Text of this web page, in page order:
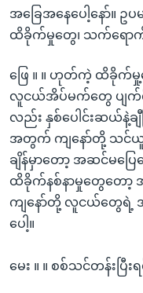
အခြေအနေပေါ့နော်။
ထိခိုက်မှုတွေ၊ သက်ရော
ဖြေ ။ ။ ဟုတ်ကဲ့ ထိခိုက်မှု့
လူငယ်အိပ်မက်တွေ ပျက်စီ
လည်း နှစ်ပေါင်းဆယ်နဲ့ခ
အတွက် ကျနော်တို့ သင်
ချိန်မှာတော့ အဆင်မပြ
ထိခိုက်နစ်နာမှုတွေတော့ အ
ကျနော်တို့ လူငယ်တွေရဲ့
ပေါ့။
မေး ။ ။ စစ်သင်တန်းပ